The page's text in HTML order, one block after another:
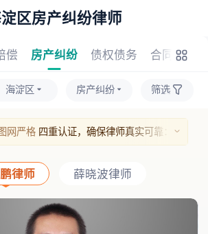
区房产纠纷律师
偿 房产纠纷 债权债务 合同事务
海淀区 房产纠纷 筛选
网严格 四重认证，确保律师真实可靠：
：上传的执业证照片经人工与系统双重审核；
核验：通过官方渠道对其执业证号进行核实；
定手机号并通过验证码完成本人验证。
律师 薛晓波律师